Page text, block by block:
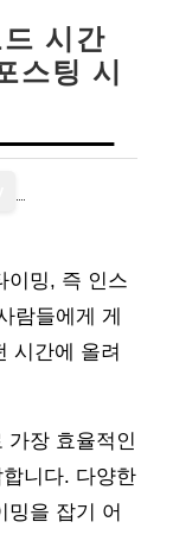
시간
스팅 시
이밍, 즉 인스
람들에게 게
시간에 올려
가장 효율적인
니다. 다양한
밍을 잡기 어